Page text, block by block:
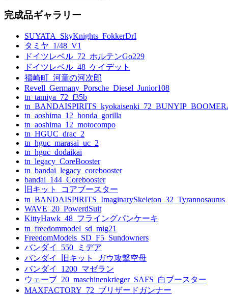
ナ
ビ
完成品ギャラリー
SUYATA_SkyKnights_FokkerDrI
タミヤ_1/48_V1
ドイツレベル_72_ホルテンGo229
ドイツレベル_48_ケイデット
福崎町_河童の河次郎
Revell_Germany_Porsche_Diesel_Junior108
tn_tamiya_72_f35b
tn_aoshima_12_honda_gorilla
tn_aoshima_12_motocompo
tn_HGUC_drac_2
tn_hguc_marasai_uc_2
tn_hguc_dodaikai
tn_legacy_CoreBooster
tn_bandai_legacy_corebooster
bandai_144_Corebooster
旧キット_コアブースター
tn_BANDAISPIRITS_ImaginarySkeleton_32_Tyrannosaurus
WAVE_20_PowerdSuit
KittyHawk_48_フライングパンケーキ
tn_freedommodel_sd_mig21
FreedomModels_SD_F5_Sundowners
バンダイ_550_ミデア
バンダイ_旧キット_ガウ攻撃空母
バンダイ_1200_マゼラン
ウェーブ_20_maschinenkrieger_SAFS_白ブースター
MAXFACTORY_72_ブリザードガンナー